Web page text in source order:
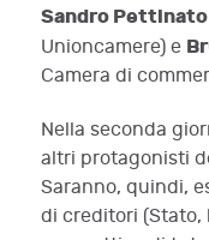
Sandro Pettinato
Unioncamere) e
Camera di
Nella seconda
altri protagonisti
Saranno, quindi,
di creditori (Stato,